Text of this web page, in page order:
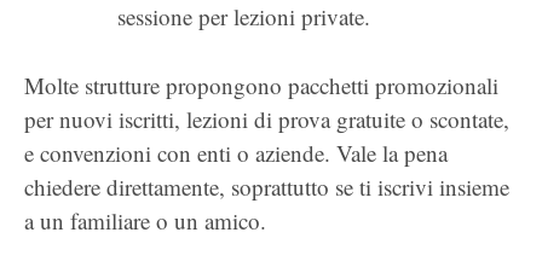
sessione per lezioni private.
Molte strutture propongono pacchetti promozionali
per nuovi iscritti, lezioni di prova gratuite o scontate,
e convenzioni con enti o aziende. Vale la pena
chiedere direttamente, soprattutto se ti iscrivi insieme
a un familiare o un amico.